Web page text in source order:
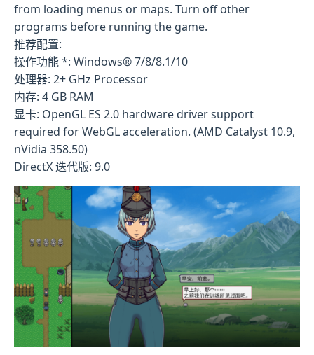
from loading menus or maps. Turn off other
programs before running the game.
推荐配置:
操作功能 *: Windows® 7/8/8.1/10
处理器: 2+ GHz Processor
内存: 4 GB RAM
显卡: OpenGL ES 2.0 hardware driver support
required for WebGL acceleration. (AMD Catalyst 10.9,
nVidia 358.50)
DirectX 迭代版: 9.0